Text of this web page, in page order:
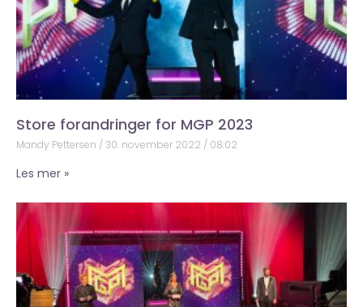
Store forandringer for MGP 2023
Mandy Pettersen 30. november 2022 08:02
Les mer »